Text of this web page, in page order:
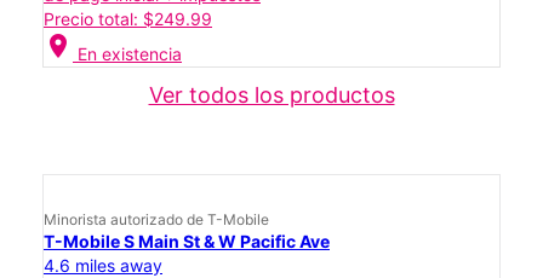
Precio total: $249.99
location_on En existencia
Ver todos los productos
Minorista autorizado de T-Mobile
T-Mobile S Main St & W Pacific Ave
4.6 miles away